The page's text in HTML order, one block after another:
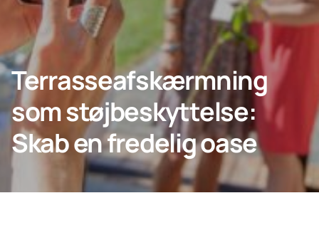
Erhverv
Lumon
Terrasseafskærmning
som støjbeskyttelse:
Skab en fredelig oase